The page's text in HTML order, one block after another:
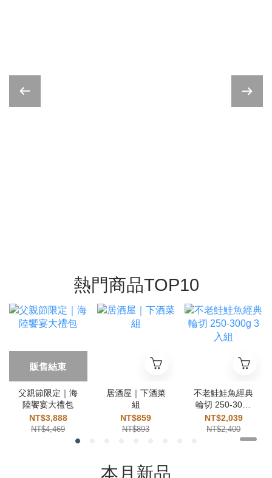
熱門商品TOP10
販售結束
父親節限定｜海
陸饗宴大禮包
NT$3,888
NT$4,469
居酒屋｜下酒菜
組
NT$859
NT$893
不老鮭鮭魚經典
輪切 250-300g
3入組
NT$2,039
NT$2,400
本月新品